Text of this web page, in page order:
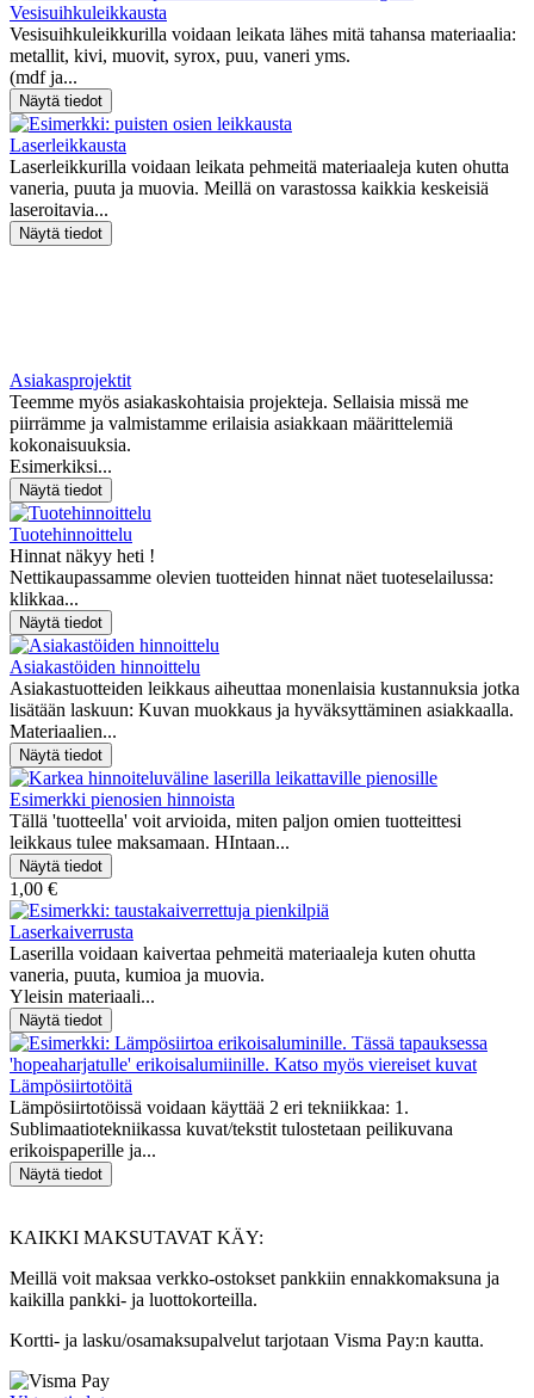
Vesisuihkuleikkausta
Vesisuihkuleikkurilla voidaan leikata lähes mitä tahansa materiaalia:
metallit, kivi, muovit, syrox, puu, vaneri yms.
(mdf ja...
Laserleikkausta
Laserleikkurilla voidaan leikata pehmeitä materiaaleja kuten ohutta
vaneria, puuta ja muovia. Meillä on varastossa kaikkia keskeisiä
laseroitavia...
Asiakasprojektit
Teemme myös asiakaskohtaisia projekteja. Sellaisia missä me
piirrämme ja valmistamme erilaisia asiakkaan määrittelemiä
kokonaisuuksia.
Esimerkiksi...
Tuotehinnoittelu
Hinnat näkyy heti !
Nettikaupassamme olevien tuotteiden hinnat näet tuoteselailussa:
klikkaa...
Asiakastöiden hinnoittelu
Asiakastuotteiden leikkaus aiheuttaa monenlaisia kustannuksia jotka
lisätään laskuun: Kuvan muokkaus ja hyväksyttäminen asiakkaalla.
Materiaalien...
Esimerkki pienosien hinnoista
Tällä 'tuotteella' voit arvioida, miten paljon omien tuotteittesi
leikkaus tulee maksamaan. HIntaan...
1,00 €
Laserkaiverrusta
Laserilla voidaan kaivertaa pehmeitä materiaaleja kuten ohutta
vaneria, puuta, kumioa ja muovia.
Yleisin materiaali...
Lämpösiirtotöitä
Lämpösiirtotöissä voidaan käyttää 2 eri tekniikkaa: 1.
Sublimaatiotekniikassa kuvat/tekstit tulostetaan peilikuvana
erikoispaperille ja...
KAIKKI MAKSUTAVAT KÄY:
Meillä voit maksaa verkko-ostokset pankkiin ennakkomaksuna ja
kaikilla pankki- ja luottokorteilla.
Kortti- ja lasku/osamaksupalvelut tarjotaan Visma Pay:n kautta.